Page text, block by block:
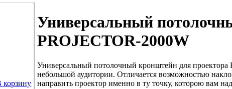
корзину
Универсальный
PROJECTOR-2000W
Универсальный потолочный кронштейн для
небольшой аудитории. Отличается возможностью
направить проектор именно в ту точку, которою вам